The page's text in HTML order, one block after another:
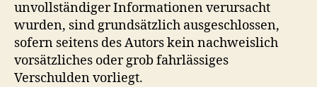
unvollständiger Informationen verursacht
wurden, sind grundsätzlich ausgeschlossen,
sofern seitens des Autors kein nachweislich
vorsätzliches oder grob fahrlässiges
Verschulden vorliegt.